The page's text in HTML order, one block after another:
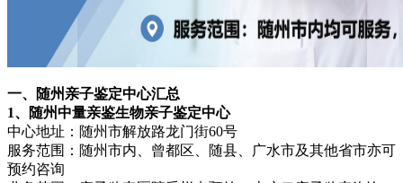
一、随州亲子鉴定中心汇总
1、随州中量亲鉴生物亲子鉴定中心
中心地址：随州市解放路龙门街60号
服务范围：随州市内、曾都区、随县、广水市及其他省市亦可
预约咨询